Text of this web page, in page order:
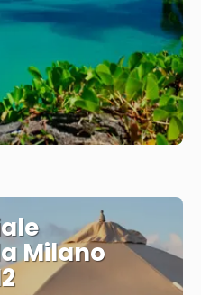
Milano